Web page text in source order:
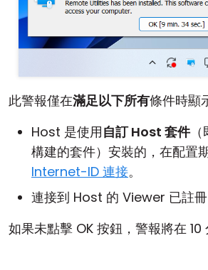
此警報僅在滿足以下所有條件時顯
Host 是使用自訂 Host 套件（
構建的套件）安裝的，在配置
Internet-ID 連接。
連接到 Host 的 Viewer 已註冊
如果未點擊 OK 按鈕，警報將在 10